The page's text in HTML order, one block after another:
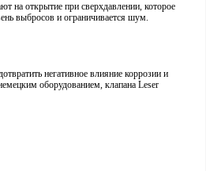
на открытие при сверхдавлении, которое
выбросов и ограничивается шум.
негативное влияние коррозии и
оборудованием, клапана Leser